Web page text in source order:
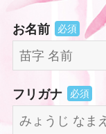
お名前 必須
フリガナ 必須